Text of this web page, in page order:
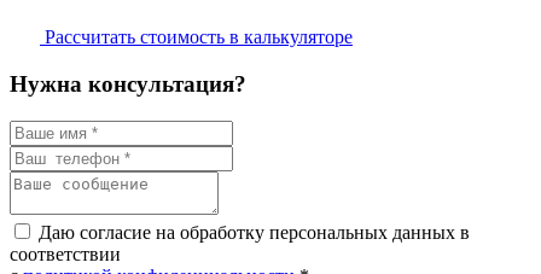
Рассчитать стоимость в калькуляторе
Нужна консультация?
Даю согласие на обработку персональных данных в
соответствии